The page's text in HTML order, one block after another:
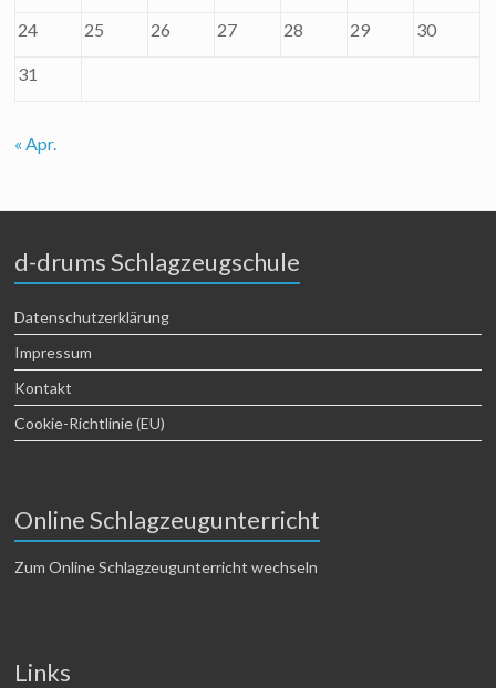
24 25 26 27 28 29 30
31
« Apr.
d-drums Schlagzeugschule
Datenschutzerklärung
Impressum
Kontakt
Cookie-Richtlinie (EU)
Online Schlagzeugunterricht
Zum Online Schlagzeugunterricht wechseln
Links